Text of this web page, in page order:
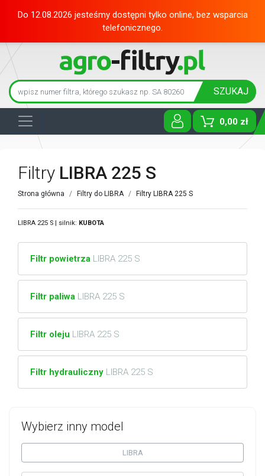
Do 12.08.2026 jesteśmy dostępni tylko online, bez wsparcia
telefonicznego.
SZUKAJ
0,00 zł
Toggle
Wybierz inny model
LIBRA
Filtry LIBRA 225 S
Strona główna Filtry do LIBRA Filtry LIBRA 225 S
LIBRA 225 S | silnik: KUBOTA
Filtr powietrza LIBRA 225 S
Filtr paliwa LIBRA 225 S
Filtr oleju LIBRA 225 S
Filtr hydrauliczny LIBRA 225 S